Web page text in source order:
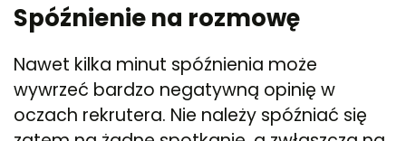
Spóźnienie na rozmowę
Nawet kilka minut spóźnienia może
wywrzeć bardzo negatywną opinię w
oczach rekrutera. Nie należy spóźniać się